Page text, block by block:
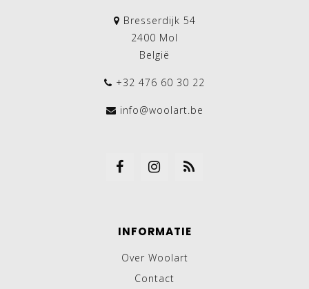
Bresserdijk 54
2400 Mol
België
+32 476 60 30 22
info@woolart.be
INFORMATIE
Over Woolart
Contact